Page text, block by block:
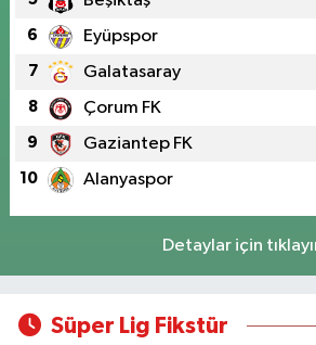
6 Eyüpspor
7 Galatasaray
8 Çorum FK
9 Gaziantep FK
10 Alanyaspor
Detaylar için
Süper Lig Fikstür